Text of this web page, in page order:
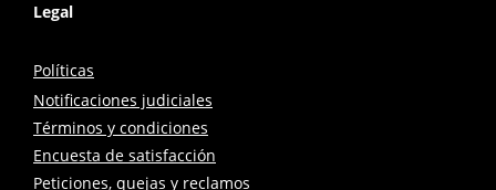
Legal
Políticas
Notificaciones judiciales
Términos y condiciones
Encuesta de satisfacción
Peticiones, quejas y reclamos